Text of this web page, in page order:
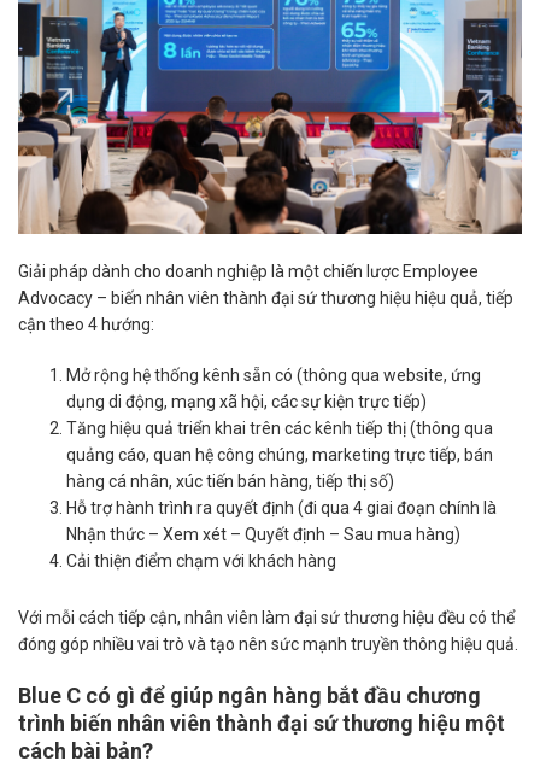
Giải pháp dành cho doanh nghiệp là một chiến lược Employee
Advocacy – biến nhân viên thành đại sứ thương hiệu hiệu quả, tiếp
cận theo 4 hướng:
Mở rộng hệ thống kênh sẵn có (thông qua website, ứng
dụng di động, mạng xã hội, các sự kiện trực tiếp)
Tăng hiệu quả triển khai trên các kênh tiếp thị (thông qua
quảng cáo, quan hệ công chúng, marketing trực tiếp, bán
hàng cá nhân, xúc tiến bán hàng, tiếp thị số)
Hỗ trợ hành trình ra quyết định (đi qua 4 giai đoạn chính là
Nhận thức – Xem xét – Quyết định – Sau mua hàng)
Cải thiện điểm chạm với khách hàng
Với mỗi cách tiếp cận, nhân viên làm đại sứ thương hiệu đều có thể
đóng góp nhiều vai trò và tạo nên sức mạnh truyền thông hiệu quả.
Blue C có gì để giúp ngân hàng bắt đầu chương
trình biến nhân viên thành đại sứ thương hiệu một
cách bài bản?